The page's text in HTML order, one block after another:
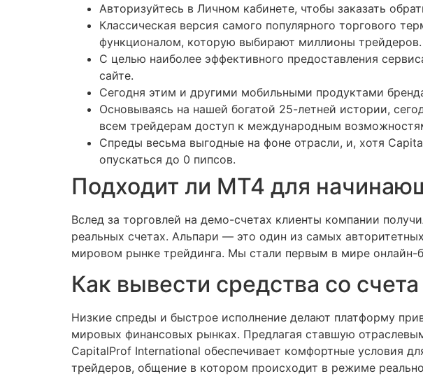
Авторизуйтесь в Личном кабинете, чтобы заказать
Классическая версия самого популярного торгового
функционалом, которую выбирают миллионы трейдеров.
С целью наиболее эффективного предоставления
сайте.
Сегодня этим и другими мобильными продуктами
Основываясь на нашей богатой 25-летней истории,
всем трейдерам доступ к международным
Спреды весьма выгодные на фоне отрасли, и, хотя
опускаться до 0 пипсов.
Подходит ли MT4 для
Вслед за торговлей на демо-счетах клиенты компании
реальных счетах. Альпари — это один из самых
мировом рынке трейдинга. Мы стали первым в мире онлайн-
Как вывести средства со
Низкие спреды и быстрое исполнение делают платформу
мировых финансовых рынках. Предлагая ставшую
CapitalProf International обеспечивает комфортные условия
трейдеров, общение в котором происходит в режиме